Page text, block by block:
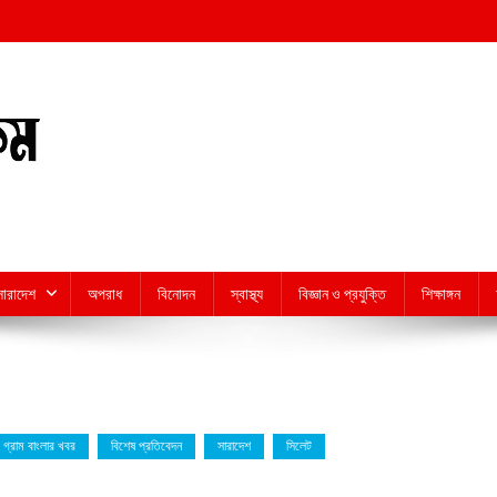
অপরাধ বিনোদন স্বাস্থ্য বিজ্ঞান ও প্রযুক্তি শিক্ষাঙ্গন
গ্রাম বাংলার খবর বিশেষ প্রতিবেদন সারাদেশ সিলেট